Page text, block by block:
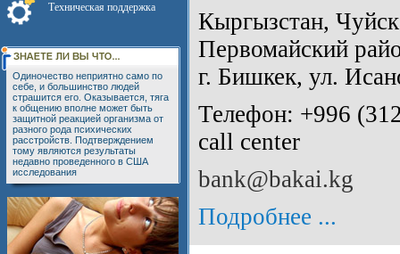
Техническая поддержка
Одиночество неприятно само по
себе, и большинство людей
страшится его. Оказывается, тяга
к общению вполне может быть
защитной реакцией организма от
разного рода психических
расстройств. Подтверждением
тому являются результаты
недавно проведенного в США
исследования
Кыргызстан,
Первомайский
г. Бишкек, ул.
Телефон: +996
call center
bank@bakai.kg
Подробнее ...